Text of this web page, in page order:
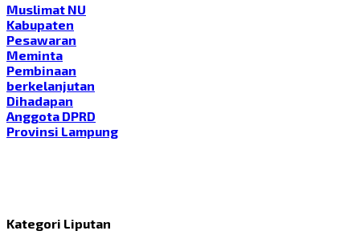
Muslimat NU
Kabupaten
Pesawaran
Meminta
Pembinaan
berkelanjutan
Dihadapan
Anggota DPRD
Provinsi Lampung
Kategori Liputan